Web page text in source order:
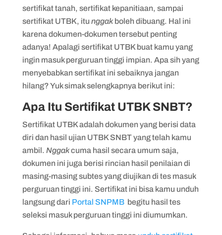
6. Untuk mendaftar beasiswa
sertifikat tanah, sertifikat kepanitiaan, sampai
sertifikat UTBK, itu nggakboleh dibuang. Hal ini
karena dokumen-dokumen tersebut penting
adanya! Apalagi sertifikat UTBK buat kamu yang
ingin masuk perguruan tinggi impian. Apa sih yang
menyebabkan sertifikat ini sebaiknya jangan
hilang? Yuk simak selengkapnya berikut ini:
Apa Itu Sertifikat UTBK SNBT?
Sertifikat UTBK adalah dokumen yang berisi data
diri dan hasil ujian UTBK SNBT yang telah kamu
ambil. Nggakcuma hasil secara umum saja,
dokumen ini juga berisi rincian hasil penilaian di
masing-masing subtes yang diujikan di tes masuk
perguruan tinggi ini. Sertifikat ini bisa kamu unduh
langsung dari Portal SNPMBbegitu hasil tes
seleksi masuk perguruan tinggi ini diumumkan.